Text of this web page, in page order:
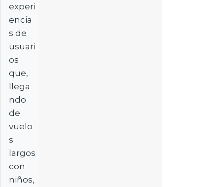
experi
encia
s de
usuari
os
que,
llega
ndo
de
vuelo
s
largos
con
niños,